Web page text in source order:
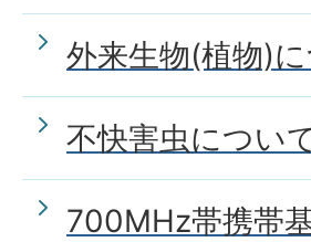
外来生物(植物)
不快害虫につい
700MHz帯携帯